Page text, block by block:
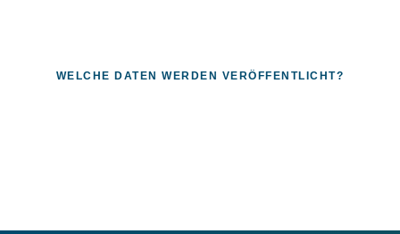
WELCHE DATEN WERDEN VERÖFFENTLICHT?